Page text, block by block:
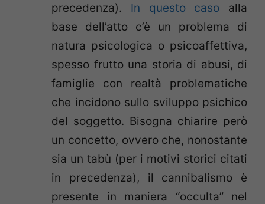
precedenza). In questo caso alla
base dell’atto c’è un problema di
natura psicologica o psicoaffettiva,
spesso frutto una storia di abusi, di
famiglie con realtà problematiche
che incidono sullo sviluppo psichico
del soggetto. Bisogna chiarire però
un concetto, ovvero che, nonostante
sia un tabù (per i motivi storici citati
in precedenza), il cannibalismo è
presente in maniera “occulta” nel